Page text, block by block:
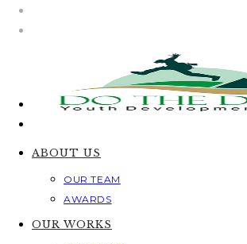
ABOUT US
OUR TEAM
AWARDS
OUR WORKS